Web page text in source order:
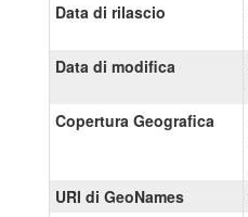
Data di rilascio
Data di modifica
Copertura Geografica
URI di GeoNames